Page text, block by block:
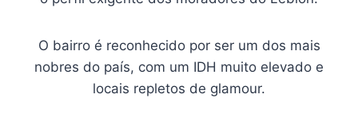
O bairro é reconhecido por ser um dos mais
nobres do país, com um IDH muito elevado e
locais repletos de glamour.